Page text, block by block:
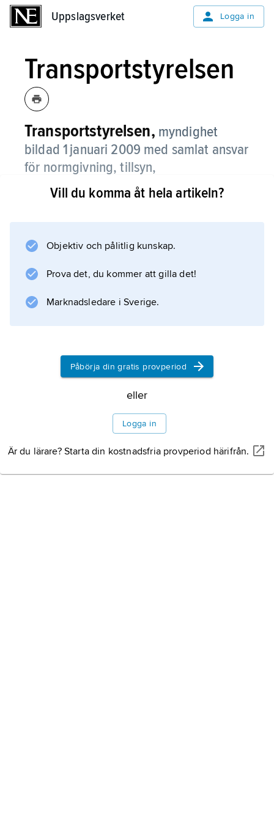
Uppslagsverket Logga in
Transportstyrelsen
Transportstyrelsen, myndighet
bildad 1 januari 2009 med samlat ansvar
för normgivning, tillsyn,
tillståndsgivning och registerhållning för
alla trafikslag.
och fordonsskatter. Myndigheten lyder under
och har cirka 2 000 anställda (2026) på 12
platser i landet, främst i Norrköping
(huvudkontor), Borlänge och Örebro.
Information om artikeln
Vill du komma åt hela artikeln?
Objektiv och pålitlig kunskap.
Prova det, du kommer att gilla det!
Marknadsledare i Sverige.
Påbörja din gratis provperiod
eller
Logga in
Är du lärare? Starta din kostnadsfria provperiod härifrån.